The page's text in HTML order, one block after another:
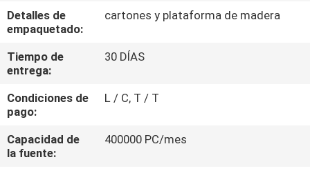
CONTROL
DE
CALIDAD
CONTÁCTENOS
NOTICIAS
Detalles de
empaquetado:
cartones y plataforma de madera
Tiempo de
entrega:
30 DÍAS
Condiciones de
pago:
L / C, T / T
Capacidad de
la fuente:
400000 PC/mes